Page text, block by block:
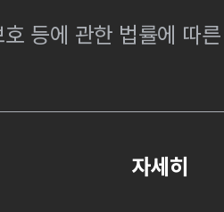
등에 관한 법률에 따
자세히